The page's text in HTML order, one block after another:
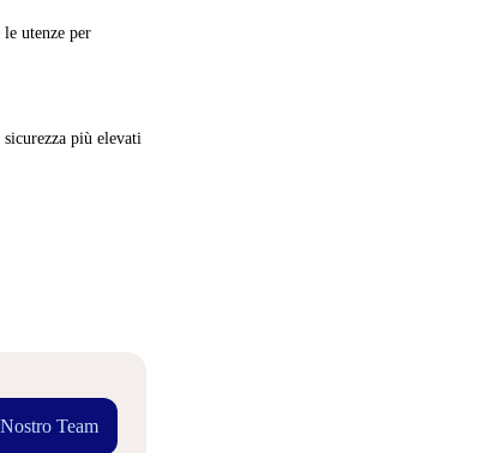
utenze per
più elevati
Team